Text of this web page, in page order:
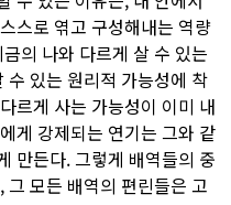
스로 엮고 구성해내는 역량
의 나와 다르게 살 수 있는
수 있는 원리적 가능성에 착
르게 사는 가능성이 이미 내
게 강제되는 연기는 그와 같
만든다. 그렇게 배역들의 중
모든 배역의 편린들은 고